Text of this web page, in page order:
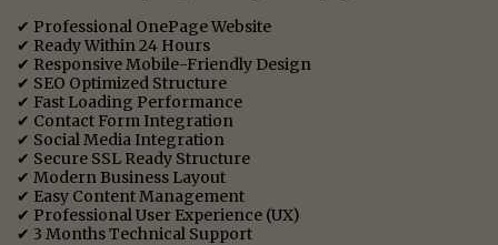
✔ Professional OnePage Website
✔ Ready Within 24 Hours
✔ Responsive Mobile-Friendly Design
✔ SEO Optimized Structure
✔ Fast Loading Performance
✔ Contact Form Integration
✔ Social Media Integration
✔ Secure SSL Ready Structure
✔ Modern Business Layout
✔ Easy Content Management
✔ Professional User Experience (UX)
✔ 3 Months Technical Support